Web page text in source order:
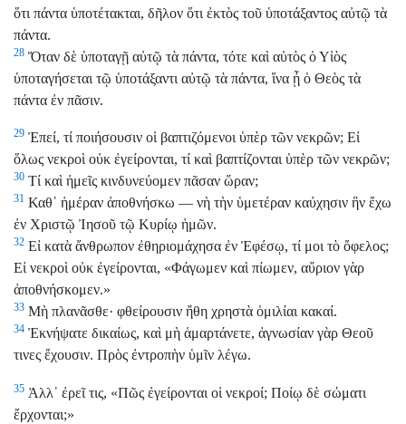
ὅτι πάντα ὑποτέτακται, δῆλον ὅτι ἐκτὸς τοῦ ὑποτάξαντος αὐτῷ τὰ
πάντα.
28 Ὅταν δὲ ὑποταγῇ αὐτῷ τὰ πάντα, τότε καὶ αὐτὸς ὁ Υἱὸς
ὑποταγήσεται τῷ ὑποτάξαντι αὐτῷ τὰ πάντα, ἵνα ᾖ ὁ Θεὸς τὰ
πάντα ἐν πᾶσιν.
29 Ἐπεί, τί ποιήσουσιν οἱ βαπτιζόμενοι ὑπὲρ τῶν νεκρῶν; Εἰ
ὅλως νεκροὶ οὐκ ἐγείρονται, τί καὶ βαπτίζονται ὑπὲρ τῶν νεκρῶν;
30 Τί καὶ ἡμεῖς κινδυνεύομεν πᾶσαν ὥραν;
31 Καθ᾿ ἡμέραν ἀποθνήσκω — νὴ τὴν ὑμετέραν καύχησιν ἣν ἔχω
ἐν Χριστῷ Ἰησοῦ τῷ Κυρίῳ ἡμῶν.
32 Εἰ κατὰ ἄνθρωπον ἐθηριομάχησα ἐν Ἐφέσῳ, τί μοι τὸ ὄφελος;
Εἰ νεκροὶ οὐκ ἐγείρονται, «Φάγωμεν καὶ πίωμεν, αὔριον γὰρ
ἀποθνήσκομεν.»
33 Μὴ πλανᾶσθε· φθείρουσιν ἤθη χρηστὰ ὁμιλίαι κακαί.
34 Ἐκνήψατε δικαίως, καὶ μὴ ἁμαρτάνετε, ἀγνωσίαν γὰρ Θεοῦ
τινες ἔχουσιν. Πρὸς ἐντροπὴν ὑμῖν λέγω.
35 Ἀλλ᾿ ἐρεῖ τις, «Πῶς ἐγείρονται οἱ νεκροί; Ποίῳ δὲ σώματι
ἔρχονται;»